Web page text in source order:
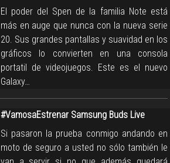
El poder del Spen de la familia Note está
más en auge que nunca con la nueva serie
20. Sus grandes pantallas y suavidad en los
gráficos lo convierten en una consola
portatil de videojuegos. Este es el nuevo
Galaxy…
#VamosaEstrenar Samsung Buds Live
Si pasaron la prueba conmigo andando en
moto de seguro a usted no sólo también le